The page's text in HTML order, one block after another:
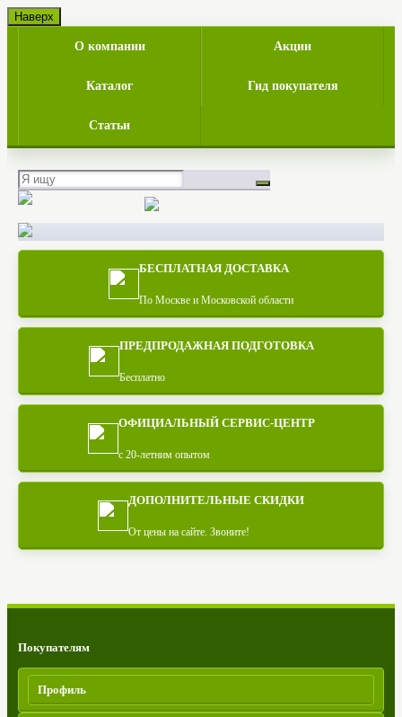
Наверх
О компании Акции
Каталог Гид покупателя
Статьи
БЕСПЛАТНАЯ ДОСТАВКА
По Москве и Московской области
ПРЕДПРОДАЖНАЯ ПОДГОТОВКА
Бесплатно
ОФИЦИАЛЬНЫЙ СЕРВИС-ЦЕНТР
с 20-летним опытом
ДОПОЛНИТЕЛЬНЫЕ СКИДКИ
От цены на сайте. Звоните!
Покупателям
Профиль